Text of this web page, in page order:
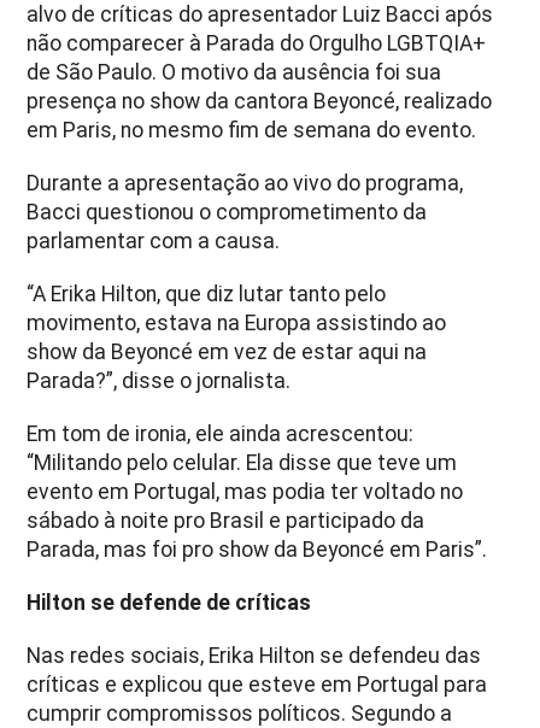
alvo de críticas do apresentador Luiz Bacci após
não comparecer à Parada do Orgulho LGBTQIA+
de São Paulo. O motivo da ausência foi sua
presença no show da cantora Beyoncé, realizado
em Paris, no mesmo fim de semana do evento.
Durante a apresentação ao vivo do programa,
Bacci questionou o comprometimento da
parlamentar com a causa.
“A Erika Hilton, que diz lutar tanto pelo
movimento, estava na Europa assistindo ao
show da Beyoncé em vez de estar aqui na
Parada?”, disse o jornalista.
Em tom de ironia, ele ainda acrescentou:
“Militando pelo celular. Ela disse que teve um
evento em Portugal, mas podia ter voltado no
sábado à noite pro Brasil e participado da
Parada, mas foi pro show da Beyoncé em Paris”.
Hilton se defende de críticas
Nas redes sociais, Erika Hilton se defendeu das
críticas e explicou que esteve em Portugal para
cumprir compromissos políticos. Segundo a